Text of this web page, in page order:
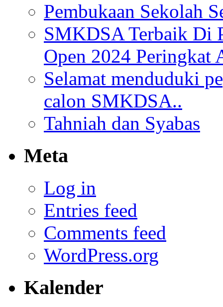
Pembukaan Sekolah
SMKDSA Terbaik Di
Open 2024 Peringkat
Selamat menduduki
calon SMKDSA..
Tahniah dan Syabas
Meta
Log in
Entries feed
Comments feed
WordPress.org
Kalender